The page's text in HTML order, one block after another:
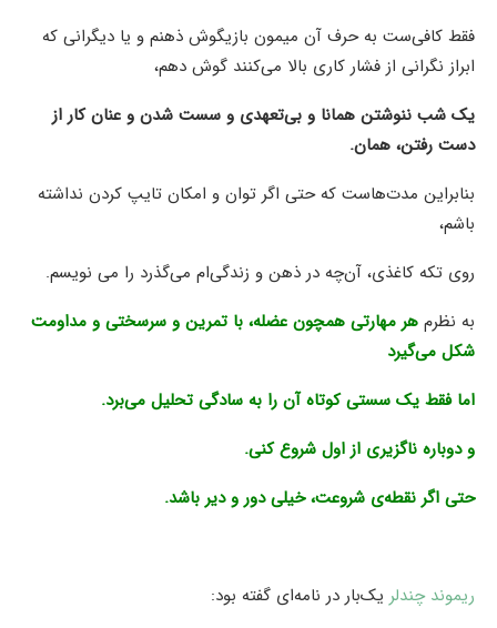
فقط کافی‌ست به حرف آن میمون بازیگوش ذهنم و یا دیگرانی که
ابراز نگرانی از فشار کاری بالا می‌کنند گوش دهم،
یک شب ننوشتن همانا و بی‌تعهدی و سست شدن و عنان کار از
دست رفتن، همان.
بنابراین مدت‌هاست که حتی اگر توان و امکان تایپ کردن نداشته
باشم،
روی تکه کاغذی، آن‌چه در ذهن و زندگی‌ام می‌گذرد را می نویسم.
به نظرم هر مهارتی همچون عضله، با تمرین و سرسختی و مداومت
شکل می‌گیرد
اما فقط یک سستی کوتاه آن را به سادگی تحلیل می‌برد.
و دوباره ناگزیری از اول شروع کنی.
حتی اگر نقطه‌ی شروعت، خیلی دور و دیر باشد.
ریموند چندلر یک‌بار در نامه‌ای گفته بود: